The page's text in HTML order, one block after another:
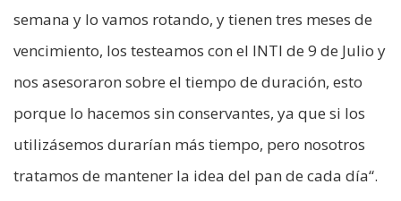
semana y lo vamos rotando, y tienen tres meses de
vencimiento, los testeamos con el INTI de 9 de Julio y
nos asesoraron sobre el tiempo de duración, esto
porque lo hacemos sin conservantes, ya que si los
utilizásemos durarían más tiempo, pero nosotros
tratamos de mantener la idea del pan de cada día“.